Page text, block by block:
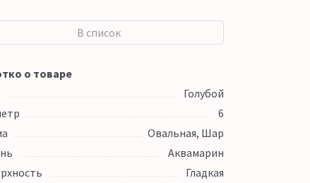
В список
о товаре
Голубой
6
Овальная, Шар
Аквамарин
Гладкая